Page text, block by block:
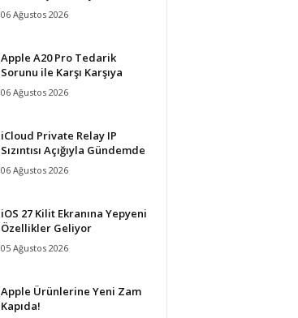
06 Ağustos 2026
Apple A20 Pro Tedarik
Sorunu ile Karşı Karşıya
06 Ağustos 2026
iCloud Private Relay IP
Sızıntısı Açığıyla Gündemde
06 Ağustos 2026
iOS 27 Kilit Ekranına Yepyeni
Özellikler Geliyor
05 Ağustos 2026
Apple Ürünlerine Yeni Zam
Kapıda!